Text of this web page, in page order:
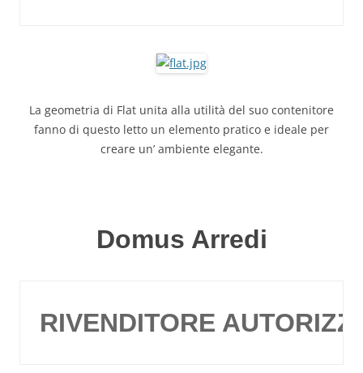
La geometria di Flat unita alla utilità del suo contenitore
fanno di questo letto un elemento pratico e ideale per
creare un’ ambiente elegante.
Domus Arredi
RIVENDITORE